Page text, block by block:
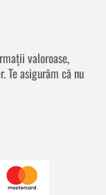
valoroase,
Te asigurăm că nu